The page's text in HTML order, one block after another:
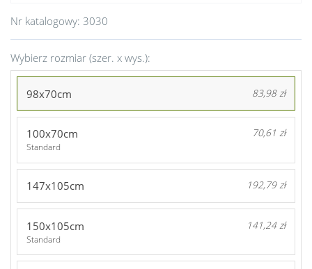
Nr katalogowy: 3030
Wybierz rozmiar (szer. x wys.):
98x70cm 83,98 zł
100x70cm 70,61 zł
Standard
147x105cm 192,79 zł
150x105cm 141,24 zł
Standard